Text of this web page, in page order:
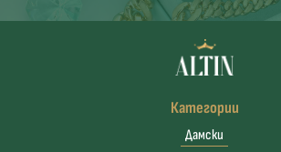
Категории
Дамски